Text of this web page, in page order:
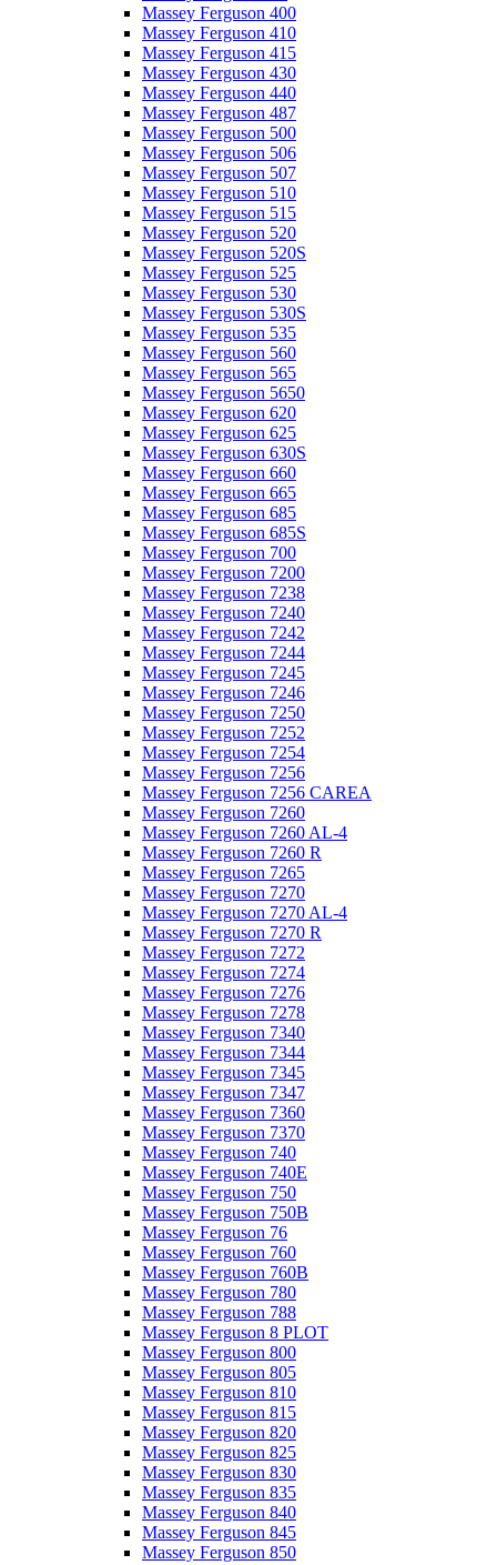
Massey Ferguson 400
Massey Ferguson 410
Massey Ferguson 415
Massey Ferguson 430
Massey Ferguson 440
Massey Ferguson 487
Massey Ferguson 500
Massey Ferguson 506
Massey Ferguson 507
Massey Ferguson 510
Massey Ferguson 515
Massey Ferguson 520
Massey Ferguson 520S
Massey Ferguson 525
Massey Ferguson 530
Massey Ferguson 530S
Massey Ferguson 535
Massey Ferguson 560
Massey Ferguson 565
Massey Ferguson 5650
Massey Ferguson 620
Massey Ferguson 625
Massey Ferguson 630S
Massey Ferguson 660
Massey Ferguson 665
Massey Ferguson 685
Massey Ferguson 685S
Massey Ferguson 700
Massey Ferguson 7200
Massey Ferguson 7238
Massey Ferguson 7240
Massey Ferguson 7242
Massey Ferguson 7244
Massey Ferguson 7245
Massey Ferguson 7246
Massey Ferguson 7250
Massey Ferguson 7252
Massey Ferguson 7254
Massey Ferguson 7256
Massey Ferguson 7256 CAREA
Massey Ferguson 7260
Massey Ferguson 7260 AL-4
Massey Ferguson 7260 R
Massey Ferguson 7265
Massey Ferguson 7270
Massey Ferguson 7270 AL-4
Massey Ferguson 7270 R
Massey Ferguson 7272
Massey Ferguson 7274
Massey Ferguson 7276
Massey Ferguson 7278
Massey Ferguson 7340
Massey Ferguson 7344
Massey Ferguson 7345
Massey Ferguson 7347
Massey Ferguson 7360
Massey Ferguson 7370
Massey Ferguson 740
Massey Ferguson 740E
Massey Ferguson 750
Massey Ferguson 750B
Massey Ferguson 76
Massey Ferguson 760
Massey Ferguson 760B
Massey Ferguson 780
Massey Ferguson 788
Massey Ferguson 8 PLOT
Massey Ferguson 800
Massey Ferguson 805
Massey Ferguson 810
Massey Ferguson 815
Massey Ferguson 820
Massey Ferguson 825
Massey Ferguson 830
Massey Ferguson 835
Massey Ferguson 840
Massey Ferguson 845
Massey Ferguson 850